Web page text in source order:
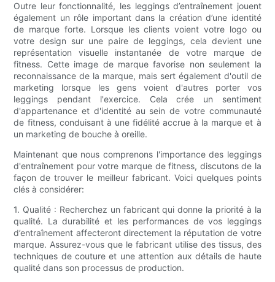
Outre leur fonctionnalité, les leggings d’entraînement jouent
également un rôle important dans la création d’une identité
de marque forte. Lorsque les clients voient votre logo ou
votre design sur une paire de leggings, cela devient une
représentation visuelle instantanée de votre marque de
fitness. Cette image de marque favorise non seulement la
reconnaissance de la marque, mais sert également d'outil de
marketing lorsque les gens voient d'autres porter vos
leggings pendant l'exercice. Cela crée un sentiment
d'appartenance et d'identité au sein de votre communauté
de fitness, conduisant à une fidélité accrue à la marque et à
un marketing de bouche à oreille.
Maintenant que nous comprenons l'importance des leggings
d'entraînement pour votre marque de fitness, discutons de la
façon de trouver le meilleur fabricant. Voici quelques points
clés à considérer:
1. Qualité : Recherchez un fabricant qui donne la priorité à la
qualité. La durabilité et les performances de vos leggings
d’entraînement affecteront directement la réputation de votre
marque. Assurez-vous que le fabricant utilise des tissus, des
techniques de couture et une attention aux détails de haute
qualité dans son processus de production.